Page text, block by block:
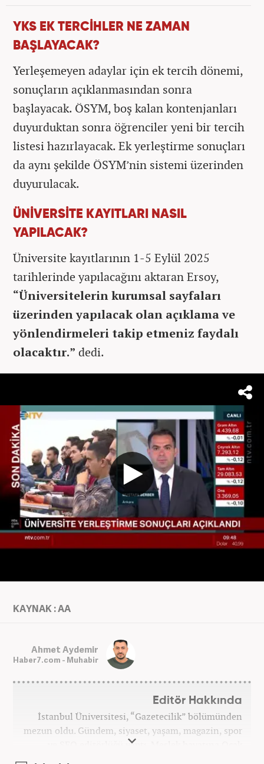
YKS EK TERCİHLER NE ZAMAN
BAŞLAYACAK?
Yerleşemeyen adaylar için ek tercih dönemi,
sonuçların açıklanmasından sonra
başlayacak. ÖSYM, boş kalan kontenjanları
duyurduktan sonra öğrenciler yeni bir tercih
listesi hazırlayacak. Ek yerleştirme sonuçları
da aynı şekilde ÖSYM’nin sistemi üzerinden
duyurulacak.
ÜNİVERSİTE KAYITLARI NASIL
YAPILACAK?
Üniversite kayıtlarının 1-5 Eylül 2025
tarihlerinde yapılacağını aktaran Ersoy,
“Üniversitelerin kurumsal sayfaları
üzerinden yapılacak olan açıklama ve
yönlendirmeleri takip etmeniz faydalı
olacaktır.” dedi.
KAYNAK : AA
Ahmet Aydemir
Haber7.com - Muhabir
Editör Hakkında
İstanbul Üniversitesi, “Gazetecilik” bölümünden
mezun oldu. Gündem, siyaset, yaşam, magazin, spor
ve SEO editörlüğü yaptı. Meslek hayatına Ocak